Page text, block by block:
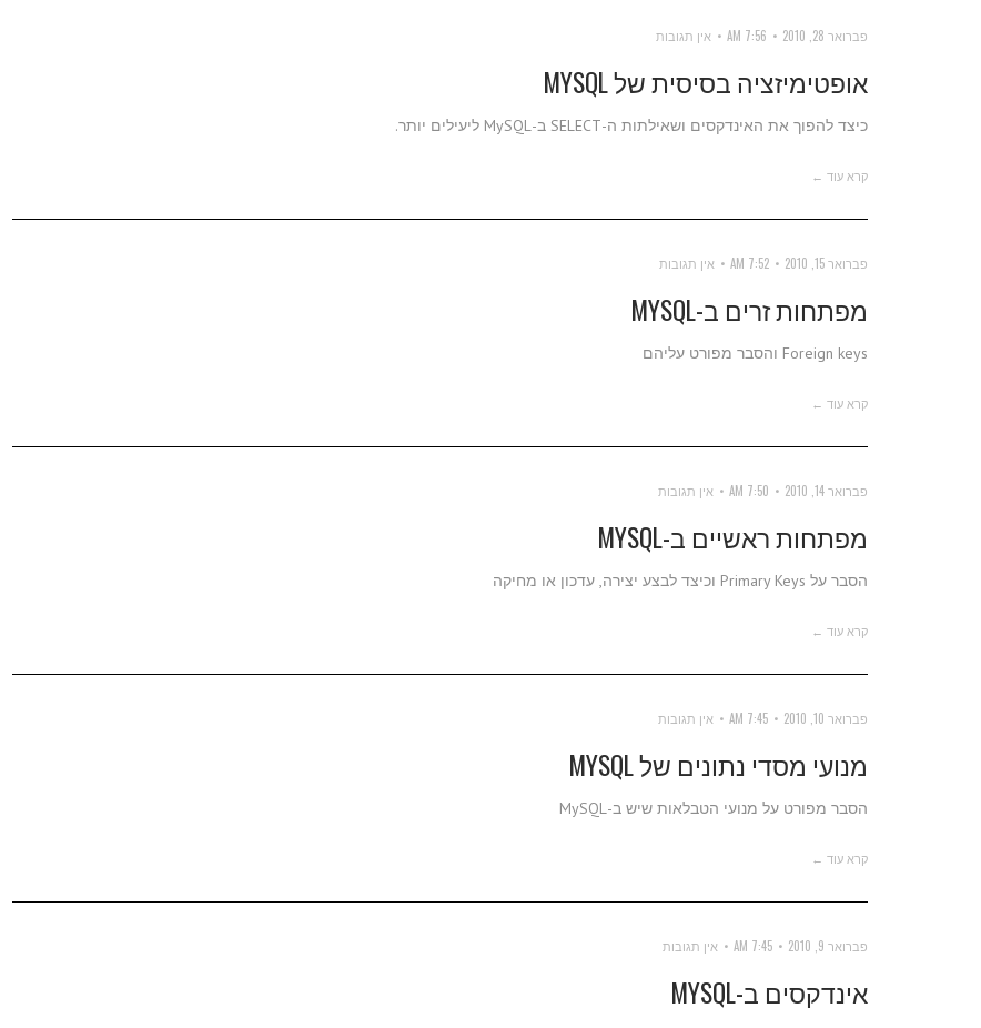
פברואר 28, 2010 7:56 AM אין תגובות
אופטימיזציה בסיסית של MYSQL
כיצד להפוך את האינדקסים ושאילתות ה-SELECT ב-MySQL ליעילים יותר.
קרא עוד ←
פברואר 15, 2010 7:52 AM אין תגובות
מפתחות זרים ב-MYSQL
Foreign keys והסבר מפורט עליהם
קרא עוד ←
פברואר 14, 2010 7:50 AM אין תגובות
מפתחות ראשיים ב-MYSQL
הסבר על Primary Keys וכיצד לבצע יצירה, עדכון או מחיקה
קרא עוד ←
פברואר 10, 2010 7:45 AM אין תגובות
מנועי מסדי נתונים של MYSQL
הסבר מפורט על מנועי הטבלאות שיש ב-MySQL
קרא עוד ←
פברואר 9, 2010 7:45 AM אין תגובות
אינדקסים ב-MYSQL